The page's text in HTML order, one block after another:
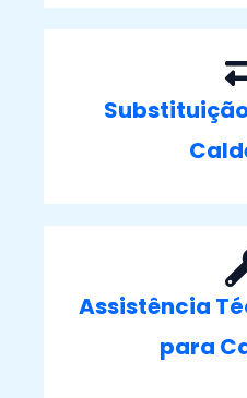
Assistência
para